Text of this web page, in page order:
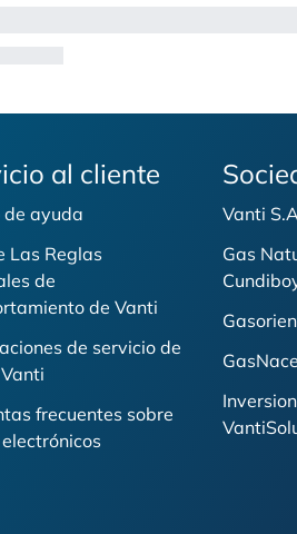
al cliente
de ayuda
Las Reglas
de
de Vanti
de servicio de
frecuentes sobre
Vanti
Gas